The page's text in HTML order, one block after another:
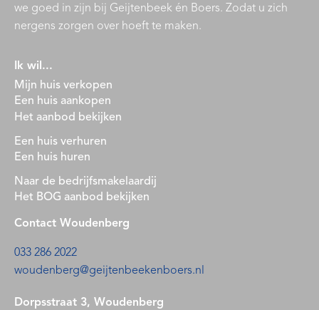
we goed in zijn bij Geijtenbeek én Boers. Zodat u zich
nergens zorgen over hoeft te maken.
Ik wil...
Mijn huis verkopen
Een huis aankopen
Het aanbod bekijken
Een huis verhuren
Een huis huren
Naar de bedrijfsmakelaardij
Het BOG aanbod bekijken
Contact Woudenberg
033 286 2022
woudenberg@geijtenbeekenboers.nl
Dorpsstraat 3, Woudenberg